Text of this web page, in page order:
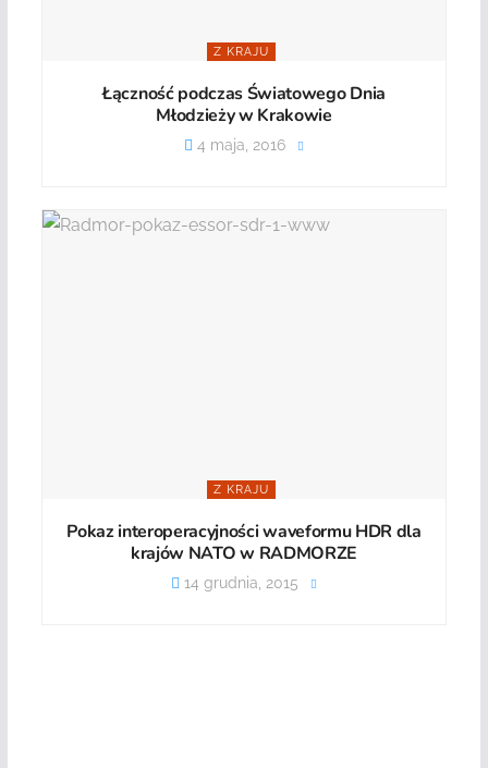
Z KRAJU
Łączność podczas Światowego Dnia
Młodzieży w Krakowie
4 maja, 2016
Z KRAJU
Pokaz interoperacyjności waveformu HDR dla
krajów NATO w RADMORZE
14 grudnia, 2015